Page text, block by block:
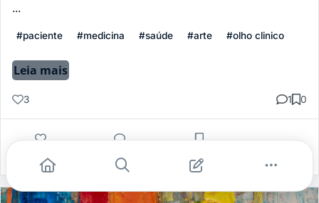
...
#paciente #medicina #saúde #arte #olho clinico
Leia mais
3 1 0
Gostei Comentar Salvar